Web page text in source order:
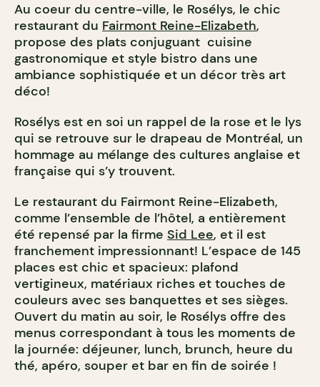
Au coeur du centre-ville, le Rosélys, le chic
restaurant du Fairmont Reine-Elizabeth,
propose des plats conjuguant cuisine
gastronomique et style bistro dans une
ambiance sophistiquée et un décor très art
déco!
Rosélys est en soi un rappel de la rose et le lys
qui se retrouve sur le drapeau de Montréal, un
hommage au mélange des cultures anglaise et
française qui s’y trouvent.
Le restaurant du Fairmont Reine-Elizabeth,
comme l’ensemble de l’hôtel, a entièrement
été repensé par la firme Sid Lee, et il est
franchement impressionnant! L’espace de 145
places est chic et spacieux: plafond
vertigineux, matériaux riches et touches de
couleurs avec ses banquettes et ses sièges.
Ouvert du matin au soir, le Rosélys offre des
menus correspondant à tous les moments de
la journée: déjeuner, lunch, brunch, heure du
thé, apéro, souper et bar en fin de soirée !